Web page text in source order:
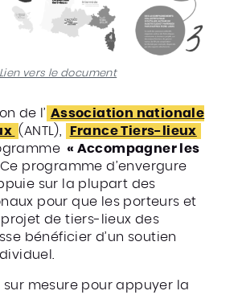
Lien vers le document
de l’ Association nationale
(ANTL),
France Tiers-lieux
« Accompagner les
. Ce programme d’envergure
sur la plupart des
pour que les porteurs et
de tiers-lieux des
bénéficier d’un soutien
sur mesure pour appuyer la